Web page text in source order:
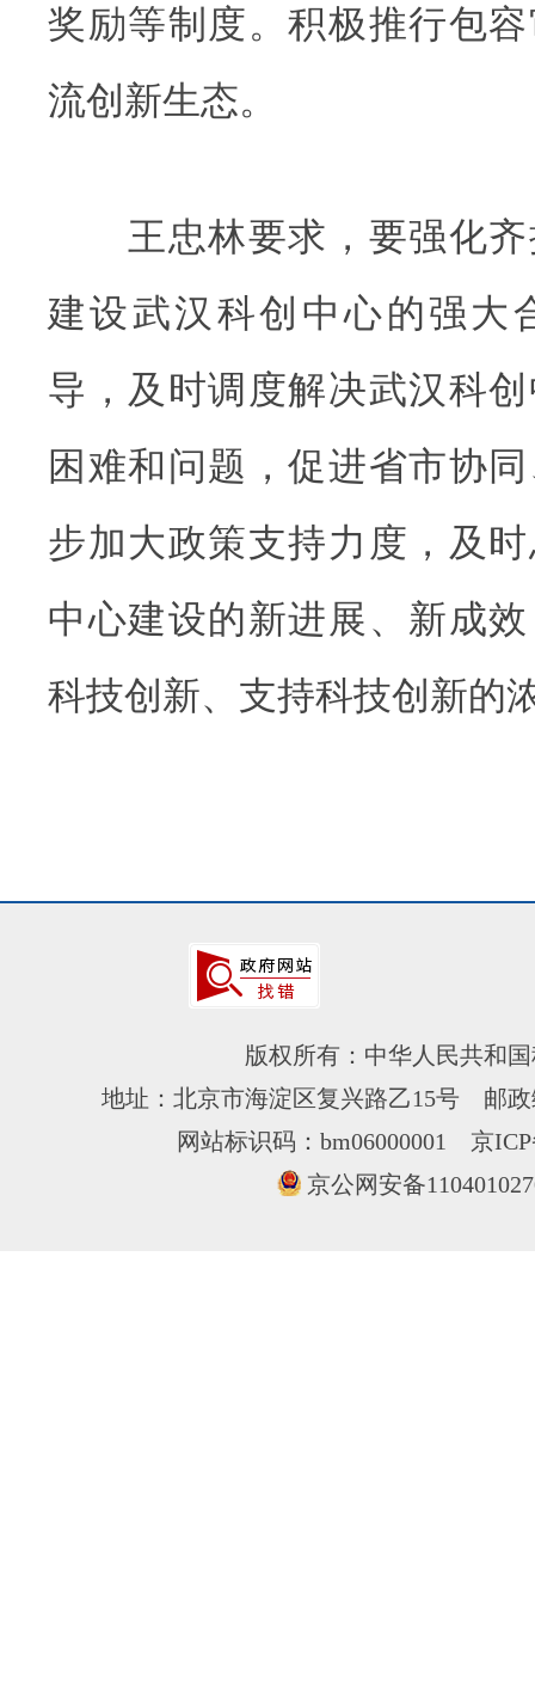
奖励等制度。积极推行包
流创新生态。
王忠林要求，要强化齐
建设武汉科创中心的强大
导，及时调度解决武汉科
困难和问题，促进省市协
步加大政策支持力度，及
中心建设的新进展、新成
科技创新、支持科技创新的
版权所有：中华人民共和
地址：北京市海淀区复兴路乙15号 邮
网站标识码：bm06000001 京
京公网安备